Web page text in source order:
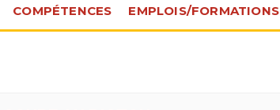
COMPÉTENCES EMPLOIS/FORMATIONS